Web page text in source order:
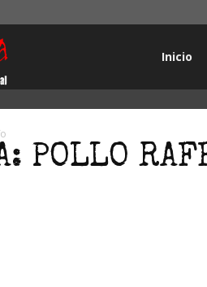
Inicio
POLLO